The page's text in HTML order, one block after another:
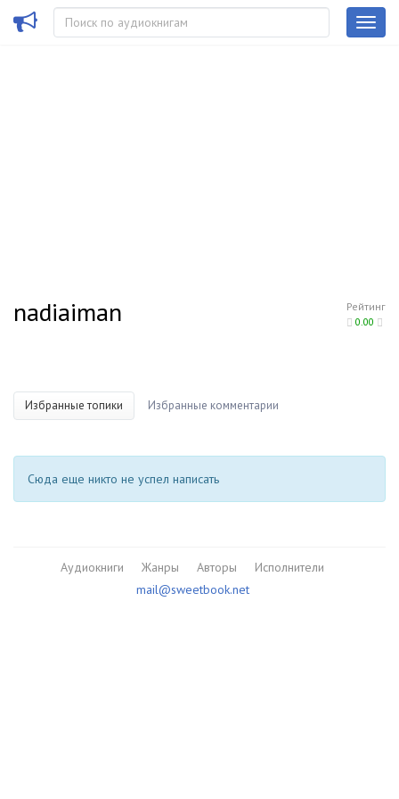
Рейтинг
0.00
nadiaiman
Избранные топики Избранные комментарии
Сюда еще никто не успел написать
Аудиокниги Жанры Авторы
Исполнители
mail@sweetbook.net